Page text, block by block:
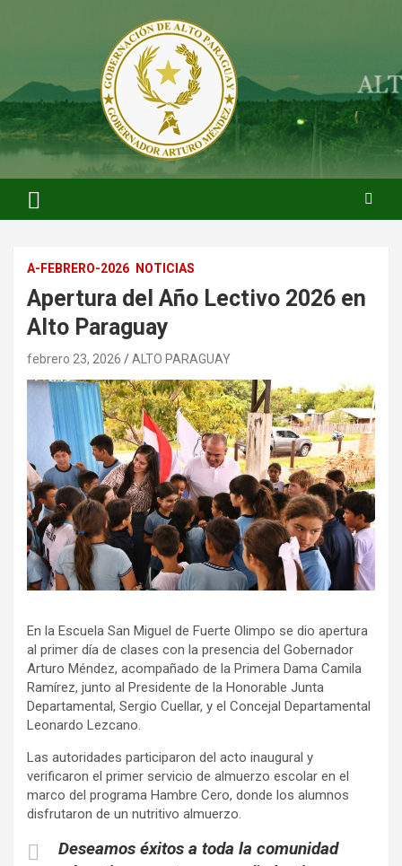
ARTUROMENDEZ.ORG
ARTURO MENDEZ GOBERNADOR 2023
A-FEBRERO-2026 NOTICIAS
Apertura del Año Lectivo 2026 en
Alto Paraguay
febrero 23, 2026 ALTO PARAGUAY
En la Escuela San Miguel de Fuerte Olimpo se dio apertura
al primer día de clases con la presencia del Gobernador
Arturo Méndez, acompañado de la Primera Dama Camila
Ramírez, junto al Presidente de la Honorable Junta
Departamental, Sergio Cuellar, y el Concejal Departamental
Leonardo Lezcano.
Las autoridades participaron del acto inaugural y
verificaron el primer servicio de almuerzo escolar en el
marco del programa Hambre Cero, donde los alumnos
disfrutaron de un nutritivo almuerzo.
Deseamos éxitos a toda la comunidad